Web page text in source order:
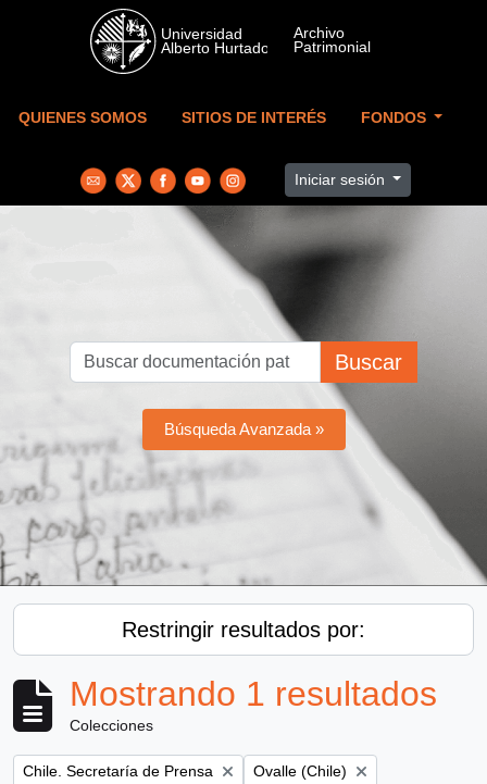
Skip to main content
QUIENES SOMOS SITIOS DE INTERÉS FONDOS
Iniciar sesión
Buscar
Búsqueda Avanzada »
Restringir resultados por:
Mostrando 1 resultados
Colecciones
Remove filter:
Chile. Secretaría de Prensa Remove filter:
Ovalle (Chile)